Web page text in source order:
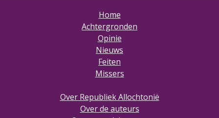
Home
Achtergronden
Opinie
Nieuws
Feiten
Missers
Over Republiek Allochtonië
Over de auteurs